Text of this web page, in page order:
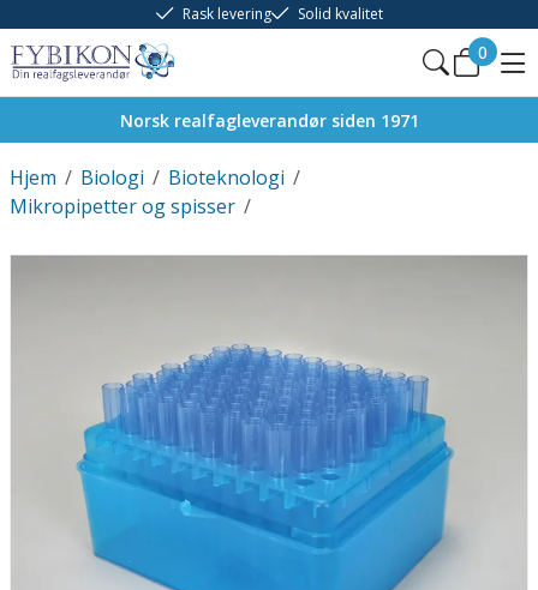
Rask levering Solid kvalitet
0
Norsk realfagleverandør siden 1971
/
Hjem /
Biologi /
Bioteknologi
/
Mikropipetter og spisser